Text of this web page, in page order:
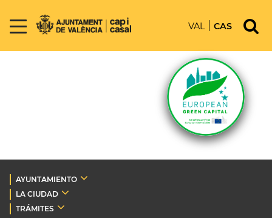
VAL CAS
AYUNTAMIENTO
LA CIUDAD
TRÁMITES